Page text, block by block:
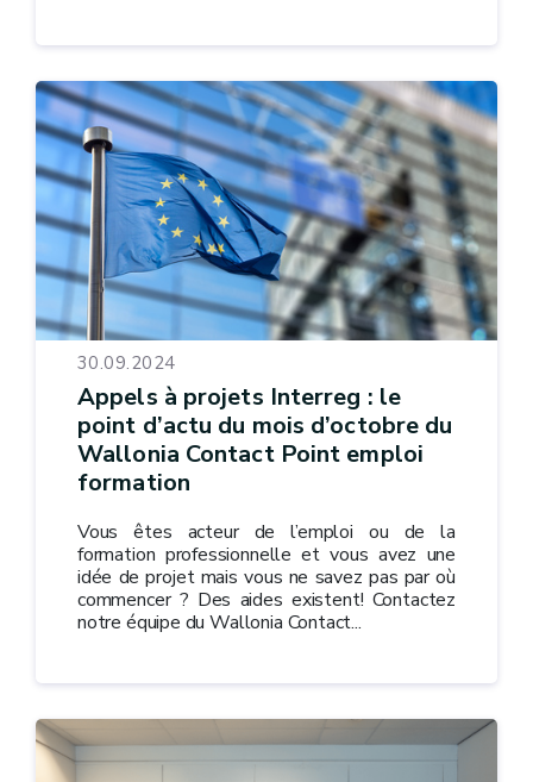
30.09.2024
Appels à projets Interreg : le
point d’actu du mois d’octobre du
Wallonia Contact Point emploi
formation
Vous êtes acteur de l’emploi ou de la
formation professionnelle et vous avez une
idée de projet mais vous ne savez pas par où
commencer ? Des aides existent! Contactez
notre équipe du Wallonia Contact...